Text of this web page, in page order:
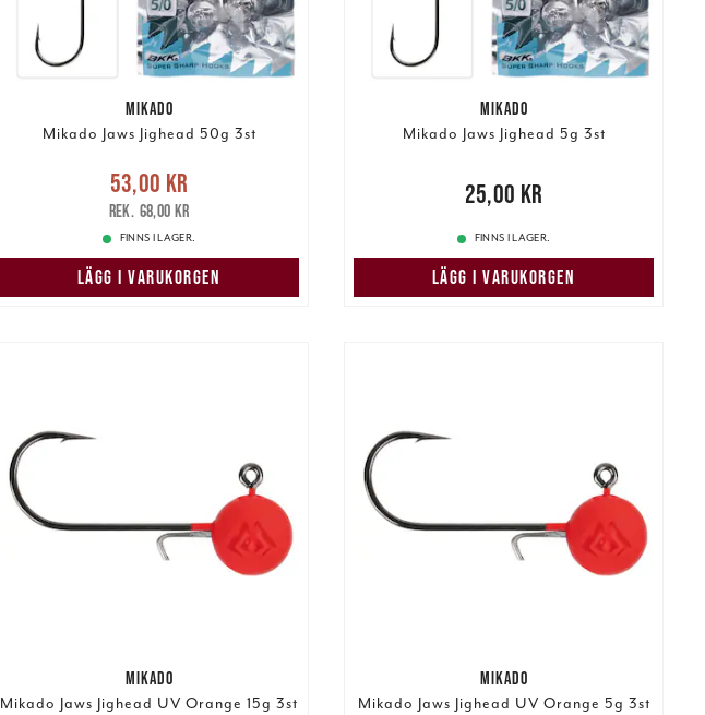
MIKADO
Mikado Jaws Jighead 50g 3st
Nuvarande pris
Tidigare pris
53,00 kr
68,00 kr
FINNS I LAGER.
LÄGG I VARUKORGEN
MIKADO
Mikado Jaws Jighead 5g 3st
25,00 kr25,00 kr
FINNS I LAGER.
LÄGG I VARUKORGEN
MIKADO
Mikado Jaws Jighead UV Orange 15g 3st
MIKADO
Mikado Jaws Jighead UV Orange 5g 3st